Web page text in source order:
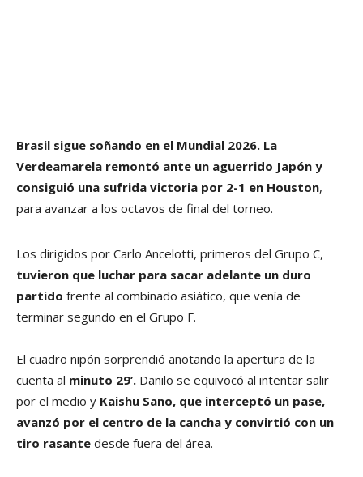
Brasil sigue soñando en el Mundial 2026. La
Verdeamarela remontó ante un aguerrido Japón y
consiguió una sufrida victoria por 2-1 en Houston,
para avanzar a los octavos de final del torneo.
Los dirigidos por Carlo Ancelotti, primeros del Grupo C,
tuvieron que luchar para sacar adelante un duro
partido frente al combinado asiático, que venía de
terminar segundo en el Grupo F.
El cuadro nipón sorprendió anotando la apertura de la
cuenta al minuto 29’. Danilo se equivocó al intentar salir
por el medio y Kaishu Sano, que interceptó un pase,
avanzó por el centro de la cancha y convirtió con un
tiro rasante desde fuera del área.